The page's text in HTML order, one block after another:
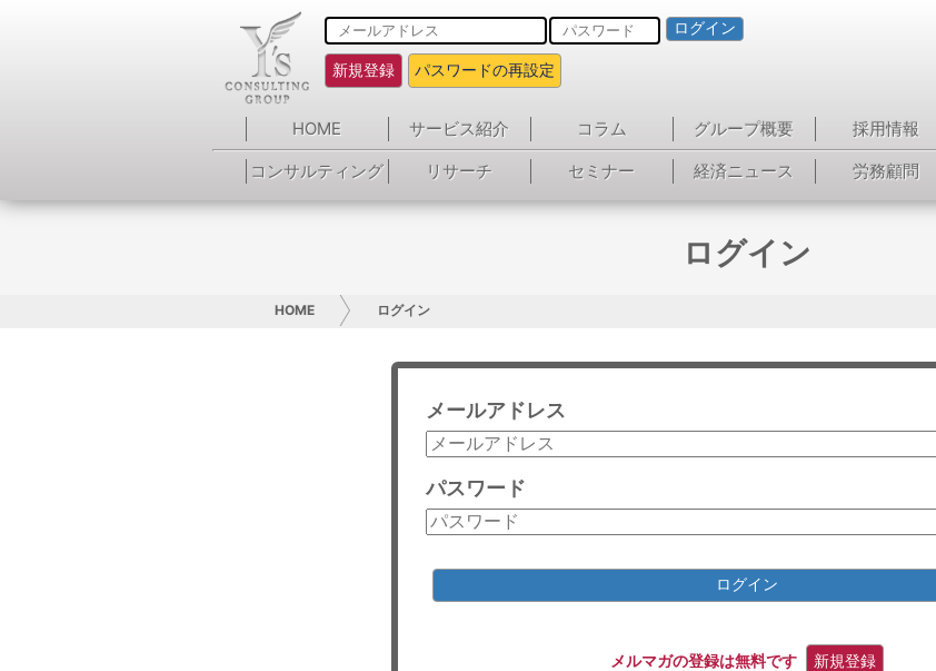
ログイン
新規登録 パスワードの再設定
HOME サービス紹介 コラム グループ概要 採用情報
コンサルティング
リサーチ セミナー 経済ニュース 労務顧問
ログイン
HOME ログイン
メールアドレス
パスワード
ログイン
メルマガの登録は無料です 新規登録